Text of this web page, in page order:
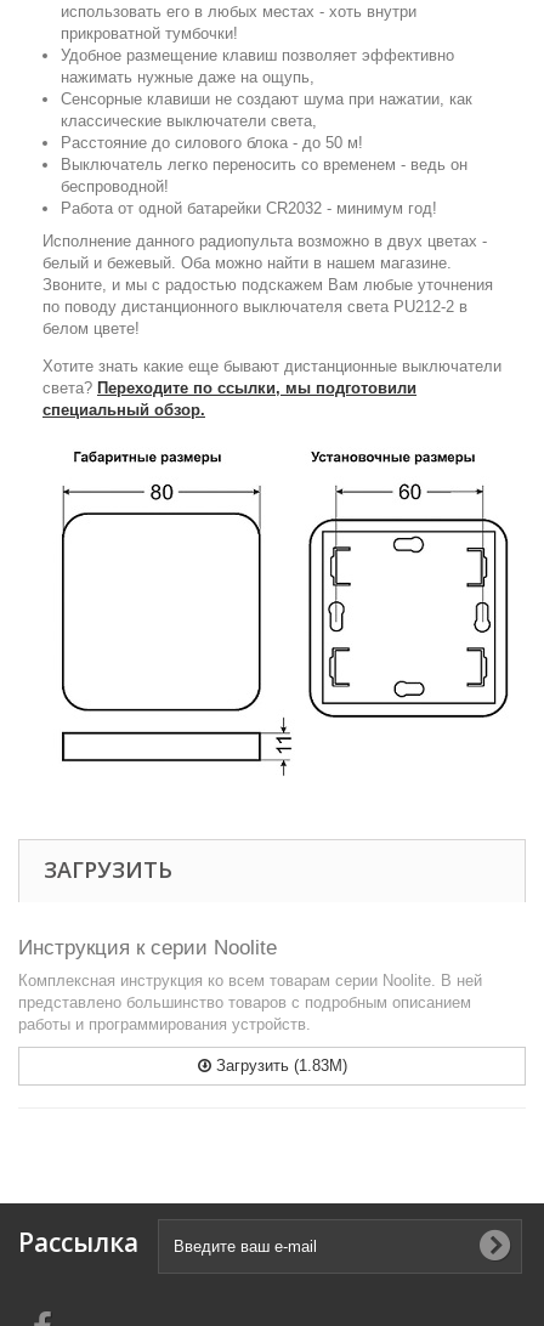
использовать его в любых местах - хоть внутри
прикроватной тумбочки!
Удобное размещение клавиш позволяет эффективно
нажимать нужные даже на ощупь,
Сенсорные клавиши не создают шума при нажатии, как
классические выключатели света,
Расстояние до силового блока - до 50 м!
Выключатель легко переносить со временем - ведь он
беспроводной!
Работа от одной батарейки CR2032 - минимум год!
Исполнение данного радиопульта возможно в двух цветах -
белый и бежевый. Оба можно найти в нашем магазине.
Звоните, и мы с радостью подскажем Вам любые уточнения
по поводу дистанционного выключателя света PU212-2 в
белом цвете!
Хотите знать какие еще бывают дистанционные выключатели
света? Переходите по ссылки, мы подготовили
специальный обзор.
ЗАГРУЗИТЬ
Инструкция к серии Noolite
Комплексная инструкция ко всем товарам серии Noolite. В ней
представлено большинство товаров с подробным описанием
работы и программирования устройств.
Загрузить (1.83M)
Рассылка